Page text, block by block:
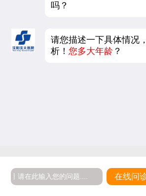
吗？
请您描述一下具体情况
析！您多大年龄 ？
在线问